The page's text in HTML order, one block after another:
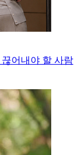
어내야 할 사람